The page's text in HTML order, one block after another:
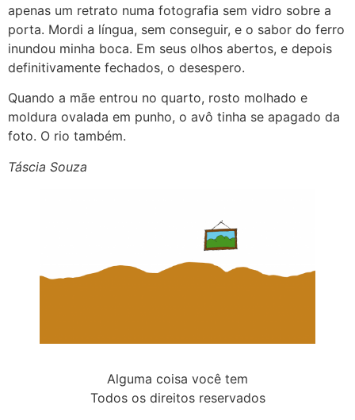
apenas um retrato numa fotografia sem vidro sobre a
porta. Mordi a língua, sem conseguir, e o sabor do ferro
inundou minha boca. Em seus olhos abertos, e depois
definitivamente fechados, o desespero.
Quando a mãe entrou no quarto, rosto molhado e
moldura ovalada em punho, o avô tinha se apagado da
foto. O rio também.
Táscia Souza
Alguma coisa você tem
Todos os direitos reservados